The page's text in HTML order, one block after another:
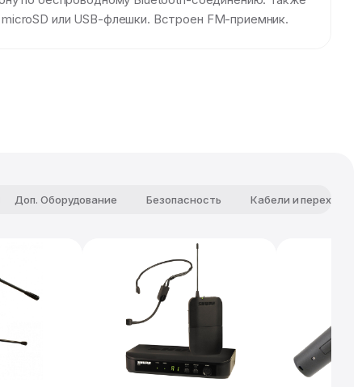
или USB-флешки. Встроен FM-приемник.
Доп. Оборудование Безопасность Кабели и